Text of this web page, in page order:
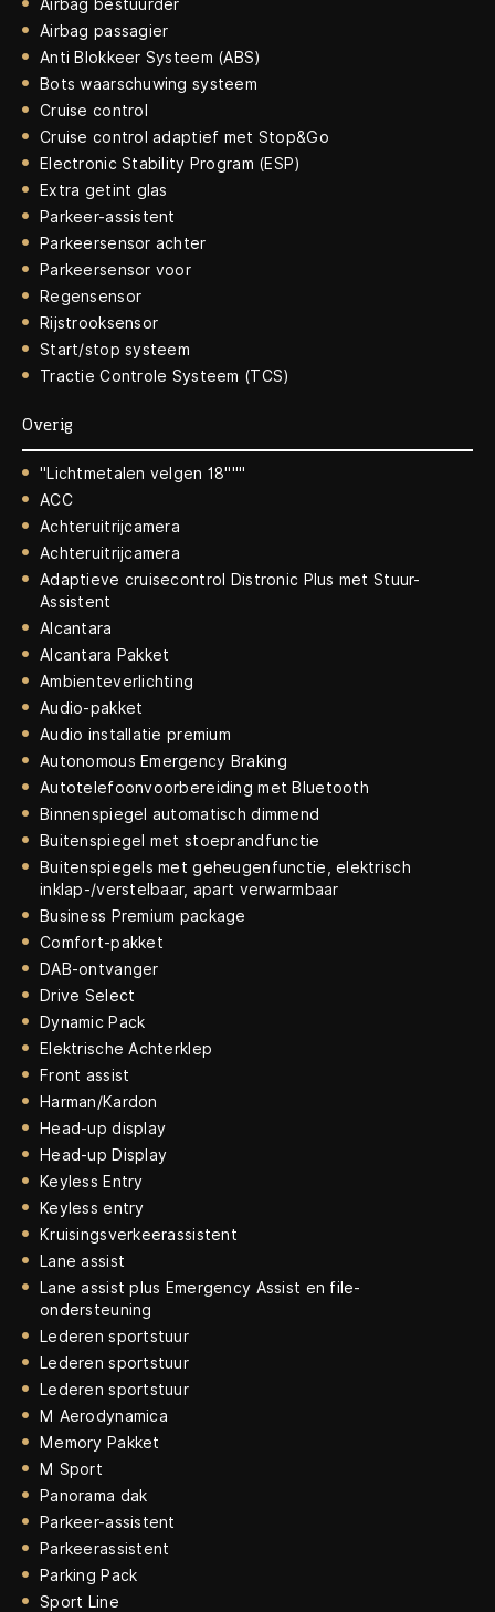
Airbag bestuurder
Airbag passagier
Anti Blokkeer Systeem (ABS)
Bots waarschuwing systeem
Cruise control
Cruise control adaptief met Stop&Go
Electronic Stability Program (ESP)
Extra getint glas
Parkeer-assistent
Parkeersensor achter
Parkeersensor voor
Regensensor
Rijstrooksensor
Start/stop systeem
Tractie Controle Systeem (TCS)
Overig
"Lichtmetalen velgen 18"""
ACC
Achteruitrijcamera
Achteruitrijcamera
Adaptieve cruisecontrol Distronic Plus met Stuur-
Assistent
Alcantara
Alcantara Pakket
Ambienteverlichting
Audio-pakket
Audio installatie premium
Autonomous Emergency Braking
Autotelefoonvoorbereiding met Bluetooth
Binnenspiegel automatisch dimmend
Buitenspiegel met stoeprandfunctie
Buitenspiegels met geheugenfunctie, elektrisch
inklap-/verstelbaar, apart verwarmbaar
Business Premium package
Comfort-pakket
DAB-ontvanger
Drive Select
Dynamic Pack
Elektrische Achterklep
Front assist
Harman/Kardon
Head-up display
Head-up Display
Keyless Entry
Keyless entry
Kruisingsverkeerassistent
Lane assist
Lane assist plus Emergency Assist en file-
ondersteuning
Lederen sportstuur
Lederen sportstuur
Lederen sportstuur
M Aerodynamica
Memory Pakket
M Sport
Panorama dak
Parkeer-assistent
Parkeerassistent
Parking Pack
Sport Line